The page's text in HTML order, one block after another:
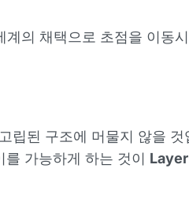
계의 채택으로 초점을 이동
립된 구조에 머물지 않을 것
가능하게 하는 것이